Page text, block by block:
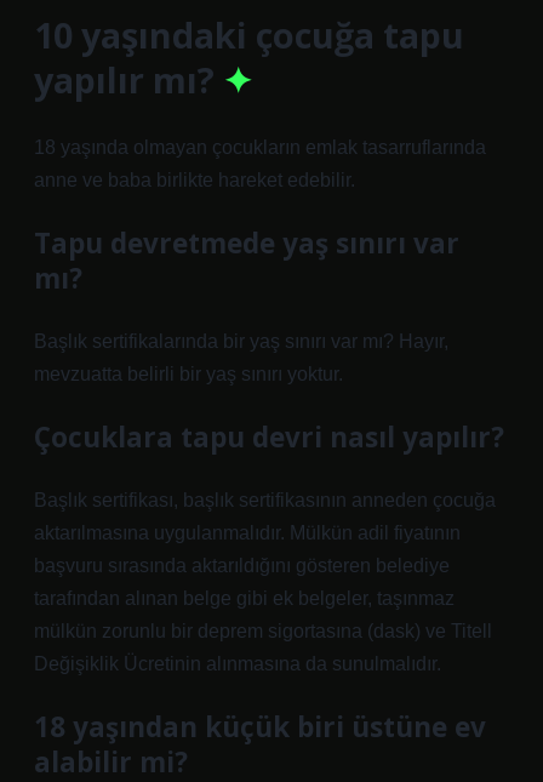
10 yaşındaki çocuğa tapu
yapılır mı?
18 yaşında olmayan çocukların emlak tasarruflarında
anne ve baba birlikte hareket edebilir.
Tapu devretmede yaş sınırı var
mı?
Başlık sertifikalarında bir yaş sınırı var mı? Hayır,
mevzuatta belirli bir yaş sınırı yoktur.
Çocuklara tapu devri nasıl yapılır?
Başlık sertifikası, başlık sertifikasının anneden çocuğa
aktarılmasına uygulanmalıdır. Mülkün adil fiyatının
başvuru sırasında aktarıldığını gösteren belediye
tarafından alınan belge gibi ek belgeler, taşınmaz
mülkün zorunlu bir deprem sigortasına (dask) ve Titell
Değişiklik Ücretinin alınmasına da sunulmalıdır.
18 yaşından küçük biri üstüne ev
alabilir mi?